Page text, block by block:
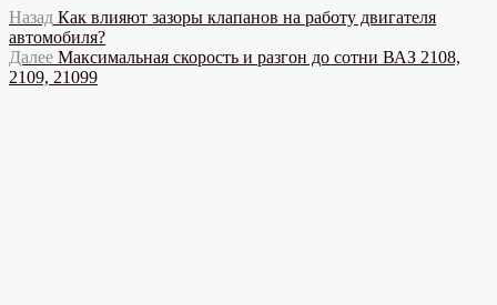
Навигация
по
записям
Назад Предыдущая
запись:
Как влияют зазоры клапанов на работу двигателя
автомобиля?
Далее Следующая
запись:
Максимальная скорость и разгон до сотни ВАЗ 2108,
2109, 21099